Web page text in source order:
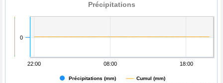
Précipitations
Précipitations (mm) Cumul (mm)
22:00 08:00 18:00
0